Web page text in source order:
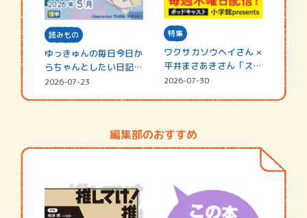
読みもの
ゆっきゅんの毎日今日か
らちゃんとしたい日記
☆202…
2026-07-23
特集
ワクサカソウヘイさん ×
平井まさあきさん「スペ
シャ…
2026-07-30
編集部のおすすめ